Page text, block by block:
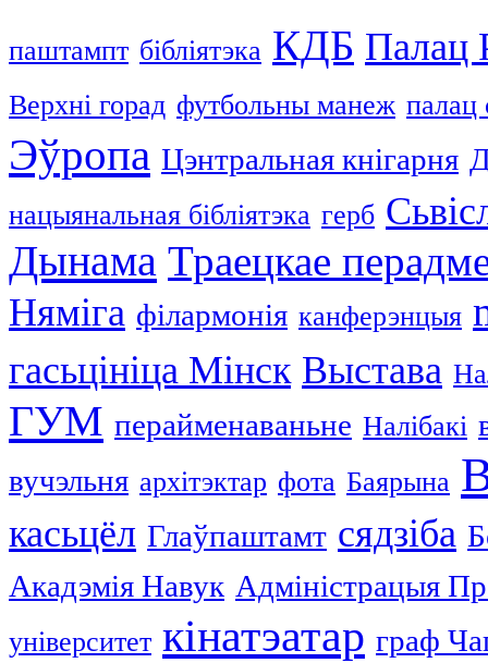
паштампт бібліятэка КДБ Палац
Верхні горад футбольны манеж палац
Эўропа Цэнтральная кнігарня
нацыянальная бібліятэка герб
Дынама Траецкае
Няміга філармонія канферэнцыя
гасьцініца Мінск Выстава
ГУМ перайменаваньне Налібакі
вучэльня архітэктар фота Баярына
касьцёл Глаўпаштамт сядзіба
Акадэмія Навук Адміністрацыя
університет кінатэатар граф